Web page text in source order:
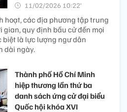
11/02/2026 10:22’
hoạt, các địa phương tập trung
gian, quy định bầu cử đến mọi
là lực lượng ngư dân
dài ngày.
Thành phố Hồ Chí Minh
hiệp thương lần thứ ba
danh sách ứng cử đại biểu
Quốc hội khóa XVI